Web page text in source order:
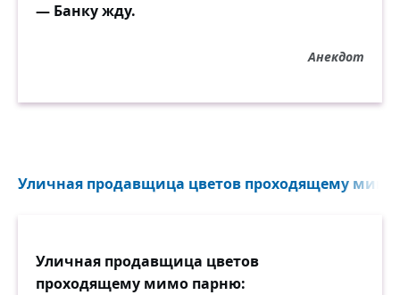
— Банку жду.
Анекдот
Уличная продавщица цветов проходящему
Уличная продавщица цветов
проходящему мимо парню: